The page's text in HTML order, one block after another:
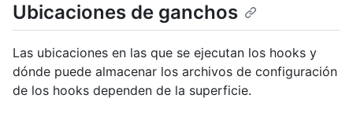
Ubicaciones de ganchos
Las ubicaciones en las que se ejecutan los hooks y
dónde puede almacenar los archivos de configuración
de los hooks dependen de la superficie.